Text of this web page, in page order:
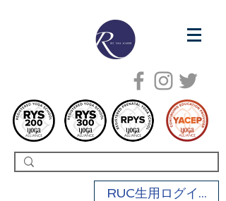
RUC生用ログイン